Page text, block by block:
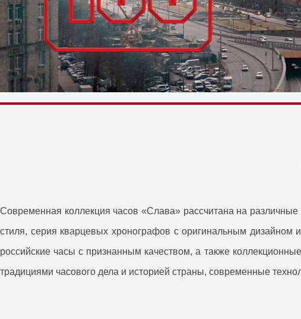
Современная коллекция часов «Слава» рассчитана на
стиля, серия кварцевых хронографов с оригинальным дизайном
российские часы с признанным качеством, а также
традициями часового дела и историей страны, современные